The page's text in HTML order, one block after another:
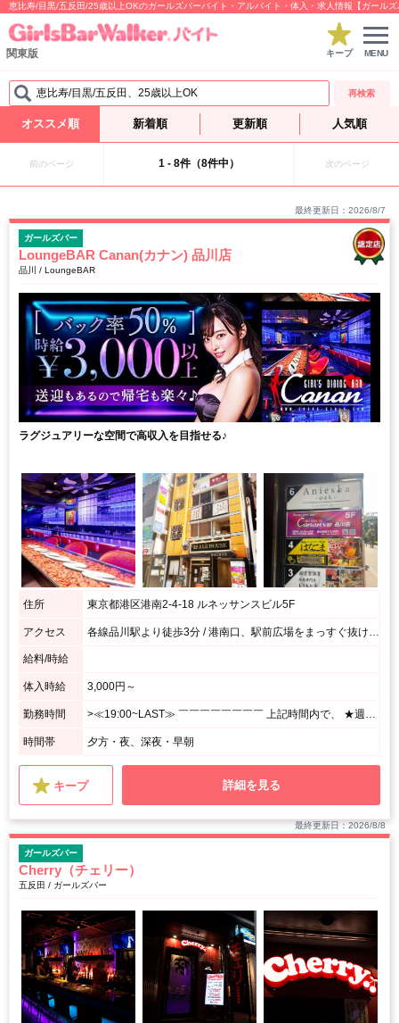
恵比寿/目黒/五反田/25歳以上OKのガールズバーバイト・アルバイト・体入・求人情報【ガール
関東版 キープ MENU
恵比寿/目黒/五反田、25歳以上OK 再検索
オススメ順 新着順 更新順 人気順
前のページ 1 - 8件（8件中） 次のページ
最終更新日：2026/8/7
ガールズバー
LoungeBAR Canan(カナン) 品川店
品川 / LoungeBAR
ラグジュアリーな空間で高収入を目指せる♪
住所 東京都港区港南2-4-18 ルネッサンスビル5F
アクセス 各線品川駅より徒歩3分 / 港南口、駅前広場をまっすぐ抜けて、十字路をまっすぐ進み、次のT字路の先にあるルネッサンスビルの5階になります
給料/時給
体入時給 3,000円～
勤務時間 >≪19:00~LAST≫ ￣￣￣￣￣￣￣￣ 上記時間内で、 ★週1日、1日3h~OK! <あなたのペースで勤務OK♪> ⌒⌒⌒⌒⌒⌒⌒⌒⌒⌒⌒⌒⌒⌒⌒⌒⌒⌒⌒ 月1回の出勤でもシフト調整OK! シフトの融通がきくので、 プライベート優先で無理せずに働けます☆
時間帯 夕方・夜、深夜・早朝
キープ 詳細を見る
最終更新日：2026/8/8
ガールズバー
Cherry（チェリー）
五反田 / ガールズバー